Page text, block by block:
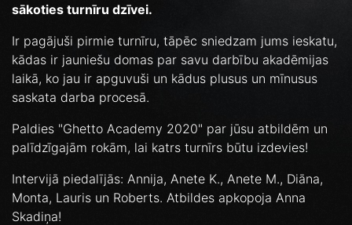
sākoties turnīru dzīvei.
Ir pagājuši pirmie turnīru, tāpēc sniedzam jums ieskatu,
kādas ir jauniešu domas par savu darbību akadēmijas
laikā, ko jau ir apguvuši un kādus plusus un mīnusus
saskata darba procesā.
Paldies "Ghetto Academy 2020" par jūsu atbildēm un
palīdzīgajām rokām, lai katrs turnīrs būtu izdevies!
Intervijā piedalījās: Annija, Anete K., Anete M., Diāna,
Monta, Lauris un Roberts. Atbildes apkopoja Anna
Skadiņa!